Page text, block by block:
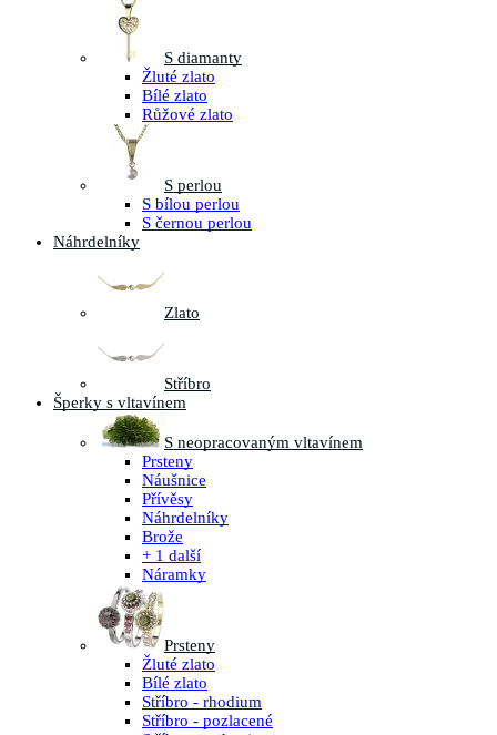
S diamanty
Žluté zlato
Bílé zlato
Růžové zlato
S perlou
S bílou perlou
S černou perlou
Náhrdelníky
Zlato
Stříbro
Šperky s vltavínem
S neopracovaným vltavínem
Prsteny
Náušnice
Přívěsy
Náhrdelníky
Brože
+ 1 další
Náramky
Prsteny
Žluté zlato
Bílé zlato
Stříbro - rhodium
Stříbro - pozlacené